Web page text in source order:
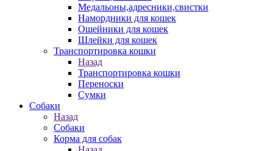
Медальоны,адресники,свистки
Намордники для кошек
Ошейники для кошек
Шлейки для кошек
Транспортировка кошки
Назад
Транспортировка кошки
Переноски
Сумки
Собаки
Назад
Собаки
Корма для собак